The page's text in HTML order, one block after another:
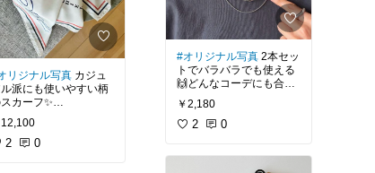
リジナル写真 カジュ
派にも使いやすい柄
カーフ✨
こを見せてもこなれて
えるし、今っぽさも🫶
てよかった‼️
12,100
2 0
#オリジナル写真 2本セッ
トでバラバラでも使える
🙌どんなコーデにも合わ
せやすくて、ヘビロテし
てるー！
￥2,180
2 0